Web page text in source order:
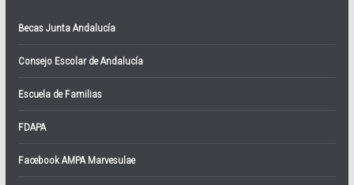
Becas Junta Andalucía
Consejo Escolar de Andalucía
Escuela de Familias
FDAPA
Facebook AMPA Marvesulae